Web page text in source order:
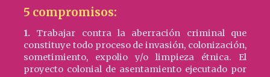
5 compromisos:
1.Trabajar contra la aberración criminal que
constituye todo proceso de invasión, colonización,
sometimiento, expolio y/o limpieza étnica. El
proyecto colonial de asentamiento ejecutado por